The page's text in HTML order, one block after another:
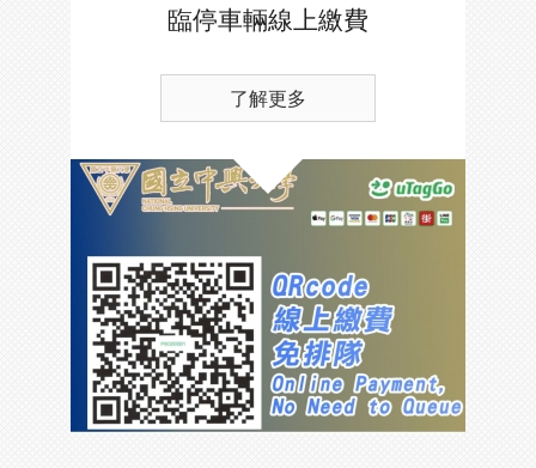
臨停車輛線上繳費
了解更多